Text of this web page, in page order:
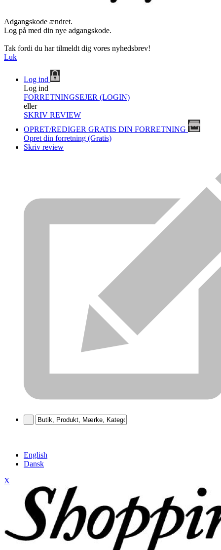
Adgangskode ændret.
Log på med din nye adgangskode.
Tak fordi du har tilmeldt dig vores nyhedsbrev!
Luk
Log ind
Log ind
FORRETNINGSEJER (LOGIN)
eller
SKRIV REVIEW
OPRET/REDIGER GRATIS DIN FORRETNING
Opret din forretning (Gratis)
Skriv review
English
Dansk
X